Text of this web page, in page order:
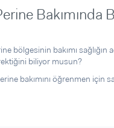
Bakımında
bölgesinin bakımı sağlığın
biliyor musun?
bakımını öğrenmen için